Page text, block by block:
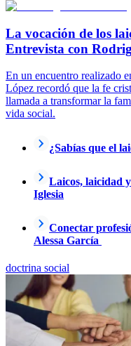
La vocación de los
Entrevista con
En un encuentro realizado
López recordó que la fe
llamada a transformar la
vida social.
¿Sabías que el
Laicos, laicidad
Iglesia
Conectar
Alessa García
doctrina social